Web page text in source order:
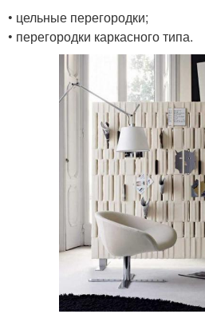
Дешевая перегородка
Прайс-лист на
перегородки
Офисные перегородки
• цельные перегородки;
• перегородки каркасного типа.